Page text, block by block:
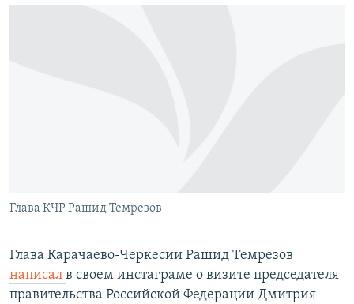
Вернутся
Все сайты РСЕ/РС
Глава КЧР Рашид Темрезов
Глава Карачаево-Черкесии Рашид Темрезов
написал в своем инстаграме о визите председателя
правительства Российской Федерации Дмитрия